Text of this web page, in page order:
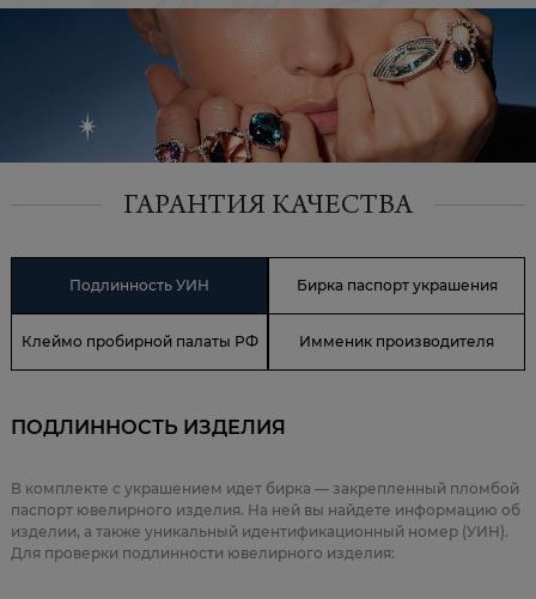
ГАРАНТИЯ КАЧЕСТВА
Подлинность УИН Бирка паспорт украшения
Клеймо пробирной палаты РФ Имменик производителя
ПОДЛИННОСТЬ ИЗДЕЛИЯ
В комплекте с украшением идет бирка — закрепленный пломбой
паспорт ювелирного изделия. На ней вы найдете информацию об
изделии, а также уникальный идентификационный номер (УИН).
Для проверки подлинности ювелирного изделия: